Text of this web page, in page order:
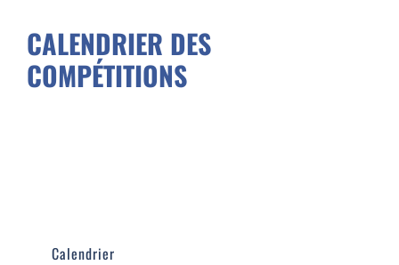
Les Groupes
Compétitions
CALENDRIER DES
COMPÉTITIONS
Calendrier